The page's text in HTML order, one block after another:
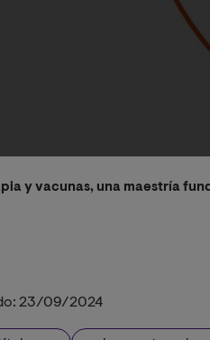
y vacunas, una maestría
23/09/2024